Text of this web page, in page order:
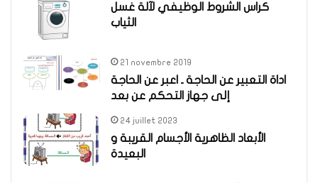
كراس الشروط الوظيفي لآلة غسل
الثياب
21 novembre 2019
اداة التعبير عن الحاجة ـ اعبر عن الحاجة
إلى جهاز التحكم عن بعد
24 juillet 2023
الأبعاد الظاهرية الأجسام القريبة و
البعيدة